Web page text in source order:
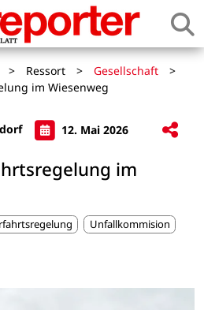
> Ressort > Gesellschaft
>
im Wiesenweg
12. Mai 2026
im
Unfallkommision